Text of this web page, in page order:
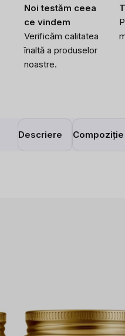
Noi testăm ceea
ce vindem
Verificăm calitatea
înaltă a produselor
noastre.
Descriere Compoziție